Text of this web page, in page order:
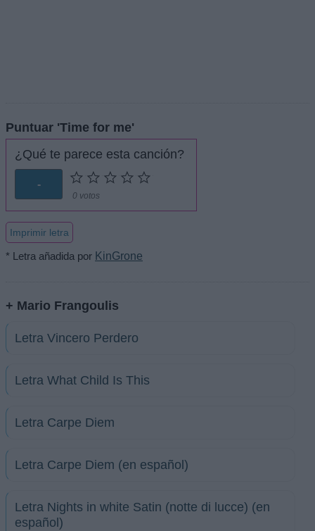
Puntuar 'Time for me'
¿Qué te parece esta canción?
-
0 votos
Imprimir letra
* Letra añadida por KinGrone
+ Mario Frangoulis
Letra Vincero Perdero
Letra What Child Is This
Letra Carpe Diem
Letra Carpe Diem (en español)
Letra Nights in white Satin (notte di lucce) (en
español)